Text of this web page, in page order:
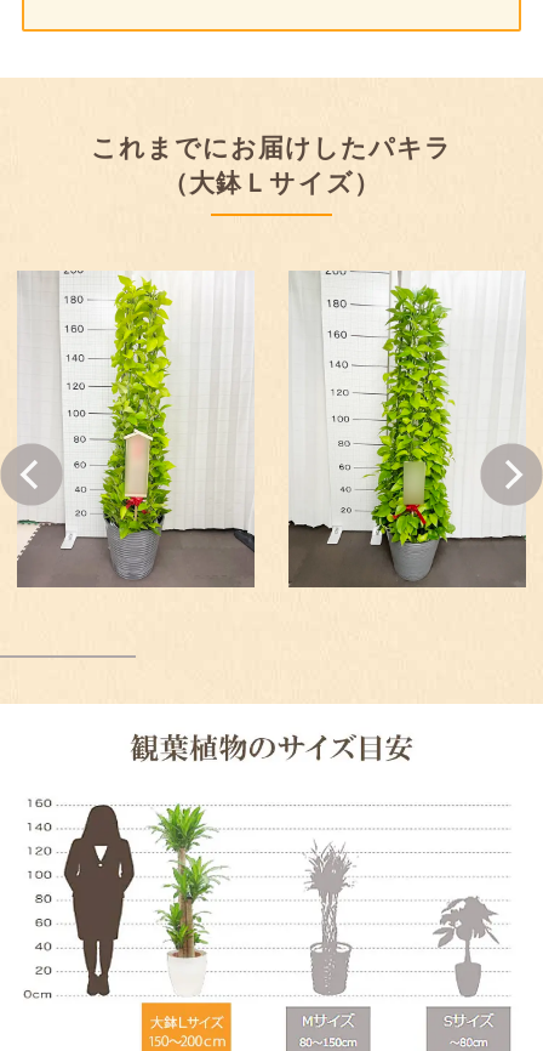
これまでにお届けしたパキラ
（大鉢Ｌサイズ）